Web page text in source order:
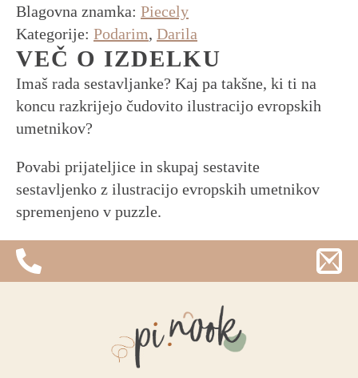
Blagovna znamka: Piecely
Kategorije: Podarim, Darila
VEČ O IZDELKU
Imaš rada sestavljanke? Kaj pa takšne, ki ti na
koncu razkrijejo čudovito ilustracijo evropskih
umetnikov?
Povabi prijateljice in skupaj sestavite
sestavljenko z ilustracijo evropskih umetnikov
spremenjeno v puzzle.